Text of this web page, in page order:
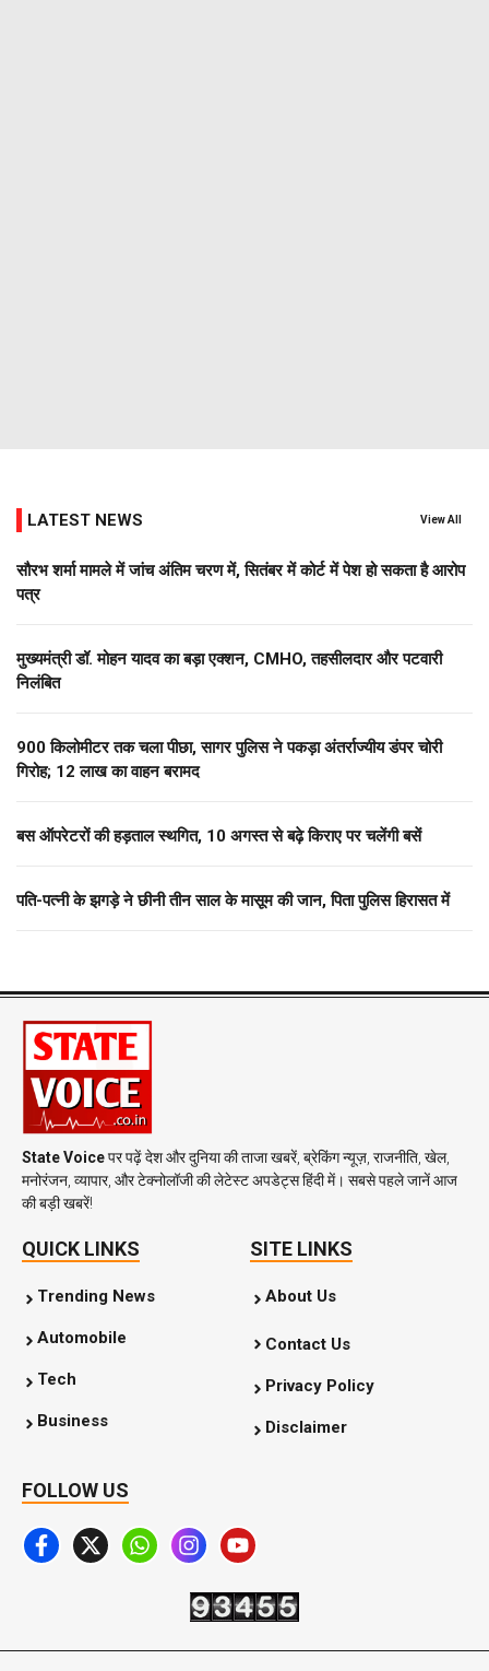
LATEST NEWS View All
सौरभ शर्मा मामले में जांच अंतिम चरण में, सितंबर में कोर्ट में पेश हो सकता है आरोप
पत्र
मुख्यमंत्री डॉ. मोहन यादव का बड़ा एक्शन, CMHO, तहसीलदार और पटवारी
निलंबित
900 किलोमीटर तक चला पीछा, सागर पुलिस ने पकड़ा अंतर्राज्यीय डंपर चोरी
गिरोह; 12 लाख का वाहन बरामद
बस ऑपरेटरों की हड़ताल स्थगित, 10 अगस्त से बढ़े किराए पर चलेंगी बसें
पति-पत्नी के झगड़े ने छीनी तीन साल के मासूम की जान, पिता पुलिस हिरासत में
State Voiceपर पढ़ें देश और दुनिया की ताजा खबरें, ब्रेकिंग न्यूज़, राजनीति, खेल,
मनोरंजन, व्यापार, और टेक्नोलॉजी की लेटेस्ट अपडेट्स हिंदी में। सबसे पहले जानें आज
की बड़ी खबरें!
QUICK LINKS
Trending News
Automobile
Tech
Business
SITE LINKS
About Us
Contact Us
Privacy Policy
Disclaimer
FOLLOW US